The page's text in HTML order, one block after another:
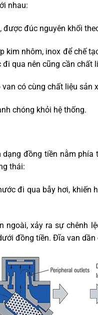
nhau:
đúc nguyên khối
kim nhôm, inox để chế
qua nên cũng cần chất
van có cùng chất liệu sản
chóng khỏi hệ thống.
đồng tiền nằm
thái:
đi qua bẫy hơi,
xảy ra sự chênh
đồng tiền. Đĩa van